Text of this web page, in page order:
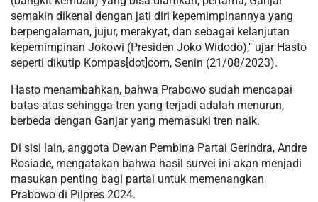
semakin dikenal dengan jati diri kepemimpinannya yang
berpengalaman, jujur, merakyat, dan sebagai kelanjutan
kepemimpinan Jokowi (Presiden Joko Widodo)," ujar Hasto
seperti dikutip Kompas[dot]com, Senin (21/08/2023).
Hasto menambahkan, bahwa Prabowo sudah mencapai
batas atas sehingga tren yang terjadi adalah menurun,
berbeda dengan Ganjar yang memasuki tren naik.
Di sisi lain, anggota Dewan Pembina Partai Gerindra, Andre
Rosiade, mengatakan bahwa hasil survei ini akan menjadi
masukan penting bagi partai untuk memenangkan
Prabowo di Pilpres 2024.